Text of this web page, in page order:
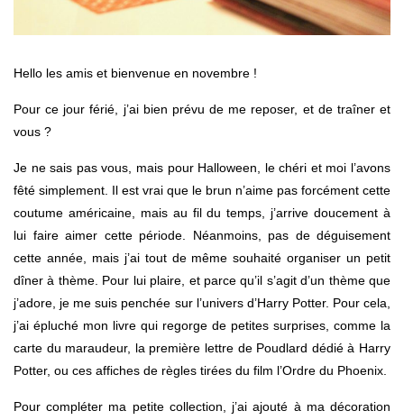
Hello les amis et bienvenue en novembre !
Pour ce jour férié, j’ai bien prévu de me reposer, et de traîner et
vous ?
Je ne sais pas vous, mais pour Halloween, le chéri et moi l’avons
fêté simplement. Il est vrai que le brun n’aime pas forcément cette
coutume américaine, mais au fil du temps, j’arrive doucement à
lui faire aimer cette période. Néanmoins, pas de déguisement
cette année, mais j’ai tout de même souhaité organiser un petit
dîner à thème. Pour lui plaire, et parce qu’il s’agit d’un thème que
j’adore, je me suis penchée sur l’univers d’Harry Potter. Pour cela,
j’ai épluché mon livre qui regorge de petites surprises, comme la
carte du maraudeur, la première lettre de Poudlard dédié à Harry
Potter, ou ces affiches de règles tirées du film l’Ordre du Phoenix.
Pour compléter ma petite collection, j’ai ajouté à ma décoration